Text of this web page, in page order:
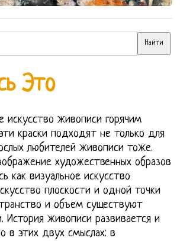
Это
искусство живописи горячим
краски подходят не только для
любителей живописи тоже.
художественных образов
как визуальное искусство
плоскости и одной точки
и объем существуют
История живописи развивается и
в этих двух смыслах: в